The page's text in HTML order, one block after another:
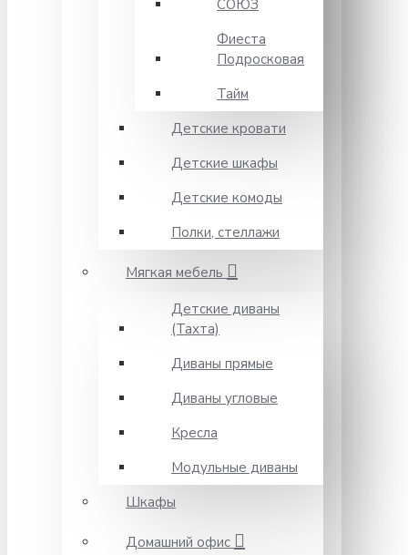
СОЮЗ
Фиеста
Подросковая
Тайм
Детские кровати
Детские шкафы
Детские комоды
Полки, стеллажи
Мягкая мебель
Детские диваны
(Тахта)
Диваны прямые
Диваны угловые
Кресла
Модульные диваны
Шкафы
Домашний офис